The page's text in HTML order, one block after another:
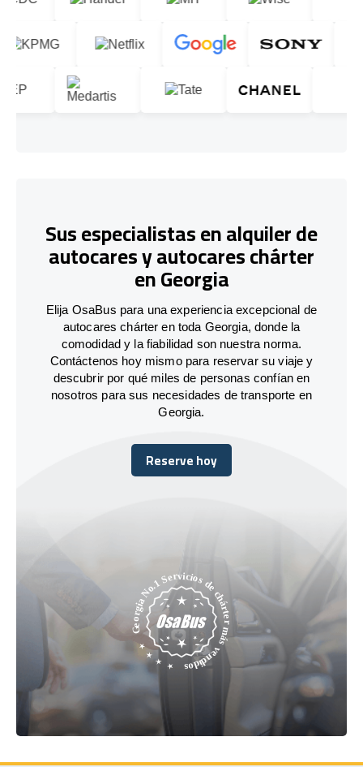
Sus especialistas en alquiler de
autocares y autocares chárter
en Georgia
Elija OsaBus para una experiencia excepcional de
autocares chárter en toda Georgia, donde la
comodidad y la fiabilidad son nuestra norma.
Contáctenos hoy mismo para reservar su viaje y
descubrir por qué miles de personas confían en
nosotros para sus necesidades de transporte en
Georgia.
Reserve hoy
Reserve hoy